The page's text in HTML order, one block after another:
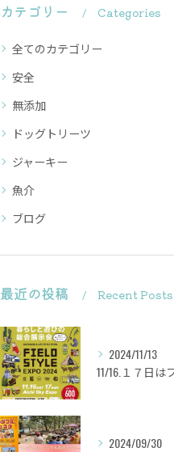
カテゴリー Categories
全てのカテゴリー
安全
無添加
ドッグトリーツ
ジャーキー
魚介
ブログ
最近の投稿 Recent Posts
2024/11/13
2024/09/30